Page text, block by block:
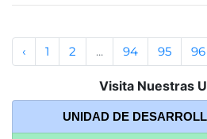
‹ 1 2 ... 94 95 96
Visita Nuestras
UNIDAD DE